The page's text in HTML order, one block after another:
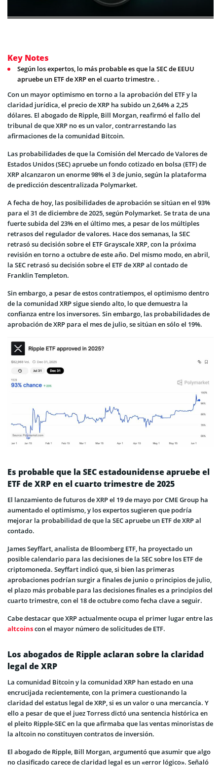
Key Notes
Según los expertos, lo más probable es que la SEC de EEUU
apruebe un ETF de XRP en el cuarto trimestre. .
Con un mayor optimismo en torno a la aprobación del ETF y la
claridad jurídica, el precio de XRP ha subido un 2,64% a 2,25
dólares. El abogado de Ripple, Bill Morgan, reafirmó el fallo del
tribunal de que XRP no es un valor, contrarrestando las
afirmaciones de la comunidad Bitcoin.
Las probabilidades de que la Comisión del Mercado de Valores de
Estados Unidos (SEC) apruebe un fondo cotizado en bolsa (ETF) de
XRP alcanzaron un enorme 98% el 3 de junio, según la plataforma
de predicción descentralizada Polymarket.
A fecha de hoy, las posibilidades de aprobación se sitúan en el 93%
para el 31 de diciembre de 2025, según Polymarket. Se trata de una
fuerte subida del 23% en el último mes, a pesar de los múltiples
retrasos del regulador de valores. Hace dos semanas, la SEC
retrasó su decisión sobre el ETF Grayscale XRP, con la próxima
revisión en torno a octubre de este año. Del mismo modo, en abril,
la SEC retrasó su decisión sobre el ETF de XRP al contado de
Franklin Templeton.
Sin embargo, a pesar de estos contratiempos, el optimismo dentro
de la comunidad XRP sigue siendo alto, lo que demuestra la
confianza entre los inversores. Sin embargo, las probabilidades de
aprobación de XRP para el mes de julio, se sitúan en sólo el 19%.
Es probable que la SEC estadounidense apruebe el
ETF de XRP en el cuarto trimestre de 2025
El lanzamiento de futuros de XRP el 19 de mayo por CME Group ha
aumentado el optimismo, y los expertos sugieren que podría
mejorar la probabilidad de que la SEC apruebe un ETF de XRP al
contado.
James Seyffart, analista de Bloomberg ETF, ha proyectado un
posible calendario para las decisiones de la SEC sobre los ETF de
criptomoneda. Seyffart indicó que, si bien las primeras
aprobaciones podrían surgir a finales de junio o principios de julio,
el plazo más probable para las decisiones finales es a principios del
cuarto trimestre, con el 18 de octubre como fecha clave a seguir.
Cabe destacar que XRP actualmente ocupa el primer lugar entre las
altcoinscon el mayor número de solicitudes de ETF.
Los abogados de Ripple aclaran sobre la claridad
legal de XRP
La comunidad Bitcoin y la comunidad XRP han estado en una
encrucijada recientemente, con la primera cuestionando la
claridad del estatus legal de XRP, si es un valor o una mercancía. Y
ello a pesar de que el juez Torress dictó una sentencia histórica en
el pleito Ripple-SEC en la que afirmaba que las ventas minoristas de
la altcoin no constituyen contratos de inversión.
El abogado de Ripple, Bill Morgan, argumentó que asumir que algo
no clasificado carece de claridad legal es un «error lógico». Señaló